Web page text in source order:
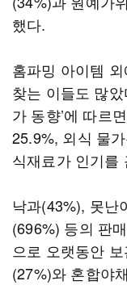
했다.
홈파밍 아이템
찾는 이들도 많
가 동향’에 따르
25.9%, 외식 물
식재료가 인기를
낙과(43%), 못난
(696%) 등의 판
으로 오랫동안
(27%)와 혼합야